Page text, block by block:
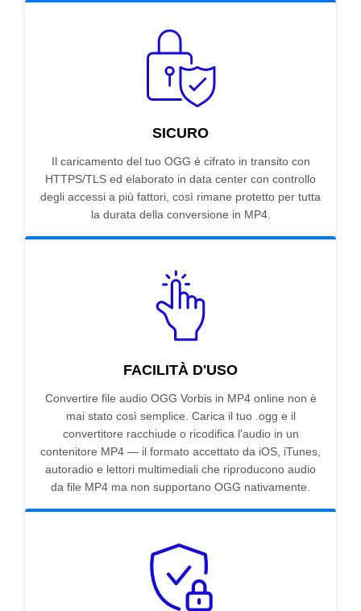
SICURO
Il caricamento del tuo OGG è cifrato in transito con
HTTPS/TLS ed elaborato in data center con controllo
degli accessi a più fattori, così rimane protetto per tutta
la durata della conversione in MP4.
FACILITÀ D'USO
Convertire file audio OGG Vorbis in MP4 online non è
mai stato così semplice. Carica il tuo .ogg e il
convertitore racchiude o ricodifica l'audio in un
contenitore MP4 — il formato accettato da iOS, iTunes,
autoradio e lettori multimediali che riproducono audio
da file MP4 ma non supportano OGG nativamente.